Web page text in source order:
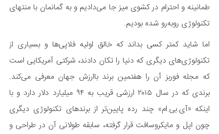
طمانینه و احترام در کشوی میز جا می‌دادیم و به گمانمان با منتهای
تکنولوژی روبه‌رو شده بودیم.
اما شاید کمتر کسی بداند که خالق اولیه فلاپی‌ها و بسیاری از
تکنولوژی‌های دیگری که دنیا را تکان دادند، شرکتی آمریکایی است
که مجله فوربز آن را هفتمین برند باارزش جهان معرفی می‌کند.
برندی که در سال ۲۰۱۵ ارزشی قریب به ۹۴ میلیارد دلار دارد و با
اینکه «آی.بی.ام» چند رده پایین‌تر از برندهای تکنولوژی دیگری
چون اپل و مایکروسافت قرار گرفته، سابقه طولانی آن در طراحی و